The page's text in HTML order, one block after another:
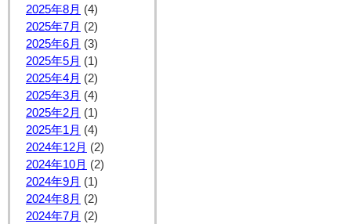
2025年8月 (4)
2025年7月 (2)
2025年6月 (3)
2025年5月 (1)
2025年4月 (2)
2025年3月 (4)
2025年2月 (1)
2025年1月 (4)
2024年12月 (2)
2024年10月 (2)
2024年9月 (1)
2024年8月 (2)
2024年7月 (2)